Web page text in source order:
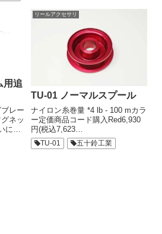
用追
レー
ネッ
につ
しな
ース
近付
れが
ト
リールアクセサリ
TU-01 ノーマルスプール
ナイロン糸巻量 *4 lb - 100 mカラ
ー定価商品コード購入Red6,930
円(税込7,623
円)4589477666736Black6,930円
(税込7,623円)4573549710038
TU-01 五十鈴工業